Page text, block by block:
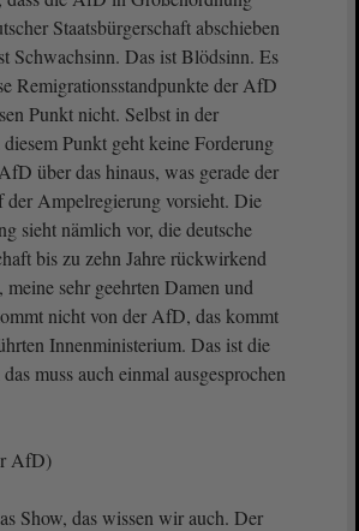
Staatsbürgerschaft abschieben
Schwachsinn. Das ist Blödsinn. Es
Remigrationsstandpunkte der AfD
Punkt nicht. Selbst in der
Punkt geht keine Forderung
über das hinaus, was gerade der
der Ampelregierung vorsieht. Die
sieht nämlich vor, die deutsche
bis zu zehn Jahre rückwirkend
meine sehr geehrten Damen und
nicht von der AfD, das kommt
Innenministerium. Das ist die
muss auch einmal ausgesprochen
AfD)
Show, das wissen wir auch. Der